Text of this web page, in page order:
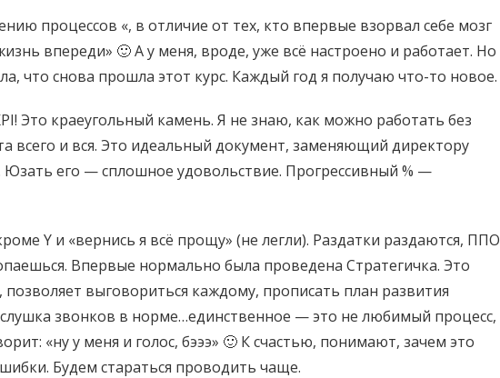
процессов «, в отличие от тех, кто впервые взорвал себе мозг
впереди» 🙂 А у меня, вроде, уже всё настроено и работает. Но
что снова прошла этот курс. Каждый год я получаю что-то новое.
Это краеугольный камень. Я не знаю, как можно работать без
всего и вся. Это идеальный документ, заменяющий директору
его — сплошное удовольствие. Прогрессивный % —
Y и «вернись я всё прощу» (не легли). Раздатки раздаются, ППО
Впервые нормально была проведена Стратегичка. Это
выговориться каждому, прописать план развития
звонков в норме…единственное — это не любимый процесс,
«ну у меня и голос, бэээ» 🙂 К счастью, понимают, зачем это
Будем стараться проводить чаще.